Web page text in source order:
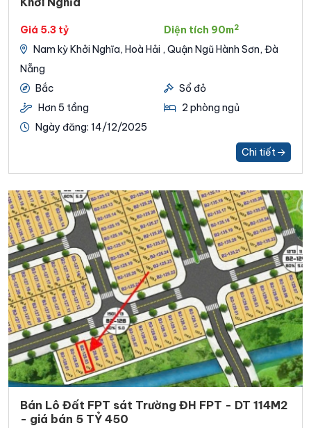
Giá 5.3 tỷ Diện tích 90m2
Nam kỳ Khởi Nghĩa, Hoà Hải , Quận Ngũ Hành Sơn, Đà
Nẵng
Bắc
Sổ đỏ
Hơn 5 tầng
2 phòng ngủ
Ngày đăng: 14/12/2025
Chi tiết
Bán Lô Đất FPT sát Trường ĐH FPT - DT 114M2
- giá bán 5 TỶ 450